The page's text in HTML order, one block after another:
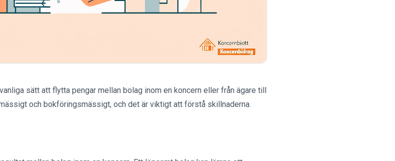
sätt att flytta pengar mellan bolag inom en koncern eller från ägare till
och bokföringsmässigt, och det är viktigt att förstå skillnaderna.